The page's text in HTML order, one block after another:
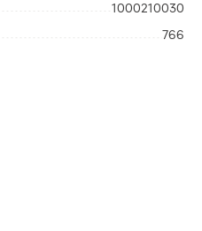
1000210030
766